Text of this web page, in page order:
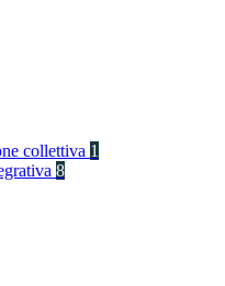
collettiva 1
8